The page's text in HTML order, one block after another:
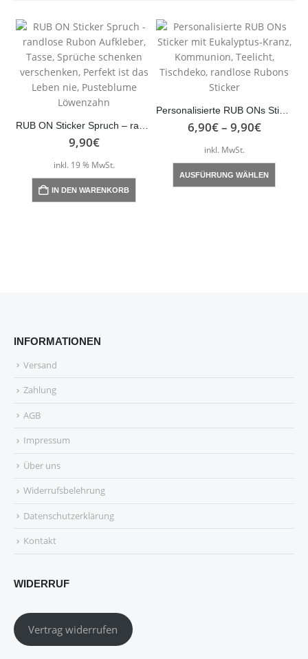
RUB ON Sticker Spruch – randlose Rubon Aufkleber, Tasse, Sprüche schenken verschenken, Perfekt ist das Leben nie, Pusteblume Löwenzahn
9,90€
inkl. 19 % MwSt.
IN DEN WARENKORB
Personalisierte RUB ONs Sticker mit Eukalyptus-Kranz, Kommunion, Teelicht, Tischdeko, randlose Rubons Sticker
6,90€– 9,90€
inkl. MwSt.
AUSFÜHRUNG WÄHLEN
Dieses Produkt weist mehrere Varianten auf. Die Optionen können auf der Produktseite gewählt werden
INFORMATIONEN
Versand
Zahlung
AGB
Impressum
Über uns
Widerrufsbelehrung
Datenschutzerklärung
Kontakt
WIDERRUF
Vertrag widerrufen